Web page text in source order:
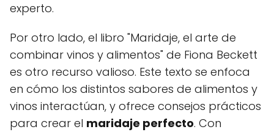
experto.
Por otro lado, el libro "Maridaje, el arte de
combinar vinos y alimentos" de Fiona Beckett
es otro recurso valioso. Este texto se enfoca
en cómo los distintos sabores de alimentos y
vinos interactúan, y ofrece consejos prácticos
para crear el maridaje perfecto. Con